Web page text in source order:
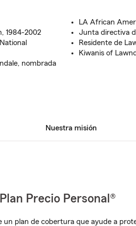
1984-2002
nombrada
LA African
Junta directiva
Residente de
Kiwanis of
Nuestra misión
Precio Personal®
plan de cobertura que ayude a